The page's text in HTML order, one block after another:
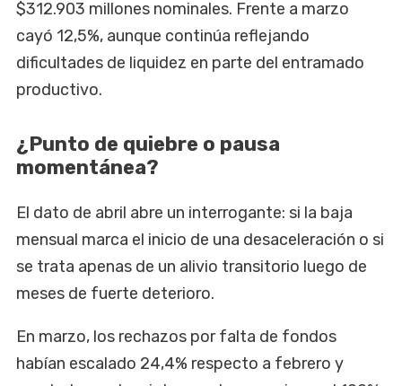
$312.903 millones nominales. Frente a marzo
cayó 12,5%, aunque continúa reflejando
dificultades de liquidez en parte del entramado
productivo.
¿Punto de quiebre o pausa
momentánea?
El dato de abril abre un interrogante: si la baja
mensual marca el inicio de una desaceleración o si
se trata apenas de un alivio transitorio luego de
meses de fuerte deterioro.
En marzo, los rechazos por falta de fondos
habían escalado 24,4% respecto a febrero y